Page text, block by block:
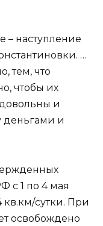
– наступление
…
тем, что
чтобы их
и
деньгами и
с 1 по 4 мая
сутки. При
освобождено